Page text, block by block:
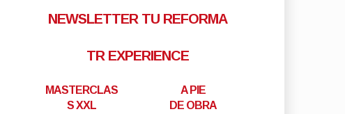
NEWSLETTER TU REFORMA
TR EXPERIENCE
MASTERCLAS
S XXL
A PIE
DE OBRA